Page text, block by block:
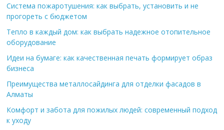
Система пожаротушения: как выбрать, установить и не
прогореть с бюджетом
Тепло в каждый дом: как выбрать надежное отопительное
оборудование
Идеи на бумаге: как качественная печать формирует образ
бизнеса
Преимущества металлосайдинга для отделки фасадов в
Алматы
Комфорт и забота для пожилых людей: современный подход
к уходу